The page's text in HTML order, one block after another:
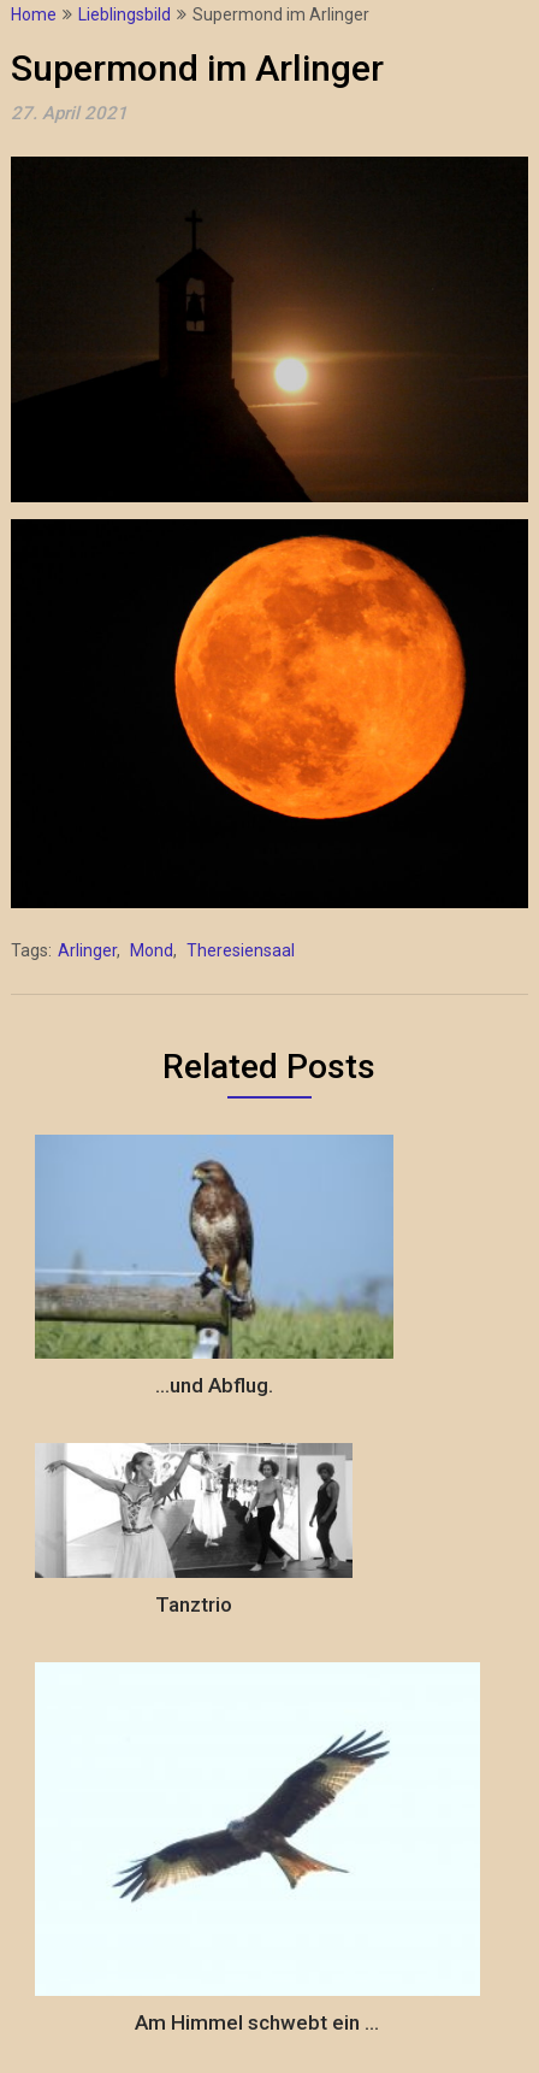
Home Lieblingsbild Supermond im Arlinger
Supermond im Arlinger
27. April 2021
Tags: Arlinger, Mond, Theresiensaal
Related Posts
…und Abflug.
Tanztrio
Am Himmel schwebt ein …